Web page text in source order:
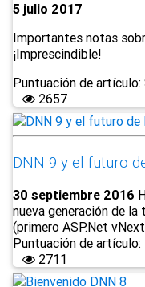
5 julio 2017
Importantes notas
¡Imprescindible!
Puntuación de artículo:
2657
DNN 9 y el futuro
30 septiembre 2016
nueva generación de
(primero ASP.Net
Puntuación de artículo:
2711